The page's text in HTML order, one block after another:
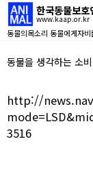
한국동물보호
www.kaap.or.kr
동물의목소리 동물에게자비
동물을 생각하는 소
http://
3516